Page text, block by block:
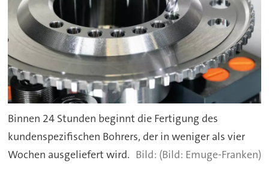
Binnen 24 Stunden beginnt die Fertigung des
kundenspezifischen Bohrers, der in weniger als vier
Wochen ausgeliefert wird.
(Bild: Emuge-Franken)